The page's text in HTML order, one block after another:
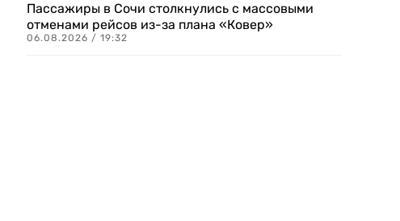
Пассажиры в Сочи столкнулись с массовыми
отменами рейсов из-за плана «Ковер»
06.08.2026 / 19:32